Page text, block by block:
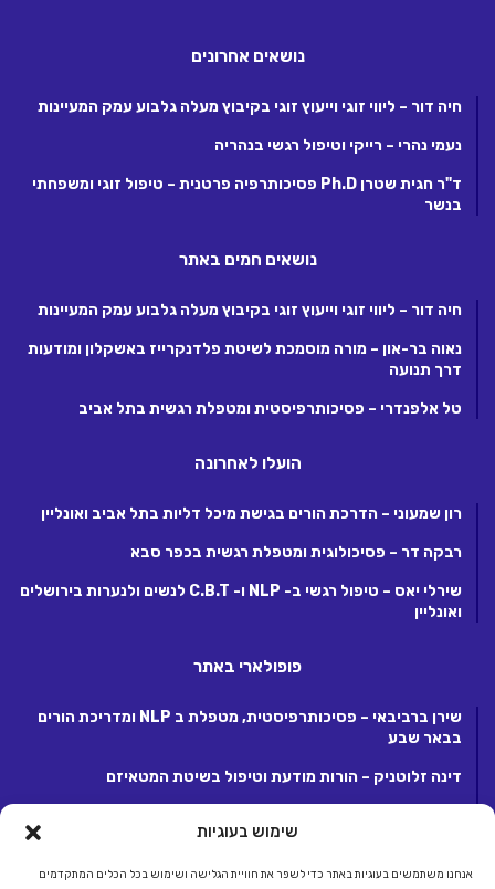
שימוש בעוגיות
אנחנו משתמשים בעוגיות באתר כדי לשפר את חוויית הגלישה ושימוש בכל הכלים המתקדמים
נושאים אחרונים
חיה דור – ליווי זוגי וייעוץ זוגי בקיבוץ מעלה גלבוע עמק המעיינות
נעמי נהרי – רייקי וטיפול רגשי בנהריה
ד"ר חגית שטרן Ph.D פסיכותרפיה פרטנית – טיפול זוגי ומשפחתי
בנשר
נושאים חמים באתר
חיה דור – ליווי זוגי וייעוץ זוגי בקיבוץ מעלה גלבוע עמק המעיינות
נאוה בר-און – מורה מוסמכת לשיטת פלדנקרייז באשקלון ומודעות
דרך תנועה
טל אלפנדרי – פסיכותרפיסטית ומטפלת רגשית בתל אביב
הועלו לאחרונה
רון שמעוני – הדרכת הורים בגישת מיכל דליות בתל אביב ואונליין
רבקה דר – פסיכולוגית ומטפלת רגשית בכפר סבא
שירלי יאס – טיפול רגשי ב- NLP ו- C.B.T לנשים ולנערות בירושלים
ואונליין
פופולארי באתר
שירן ברביבאי – פסיכותרפיסטית, מטפלת ב NLP ומדריכת הורים
בבאר שבע
דינה זלוטניק – הורות מודעת וטיפול בשיטת המטאיזם